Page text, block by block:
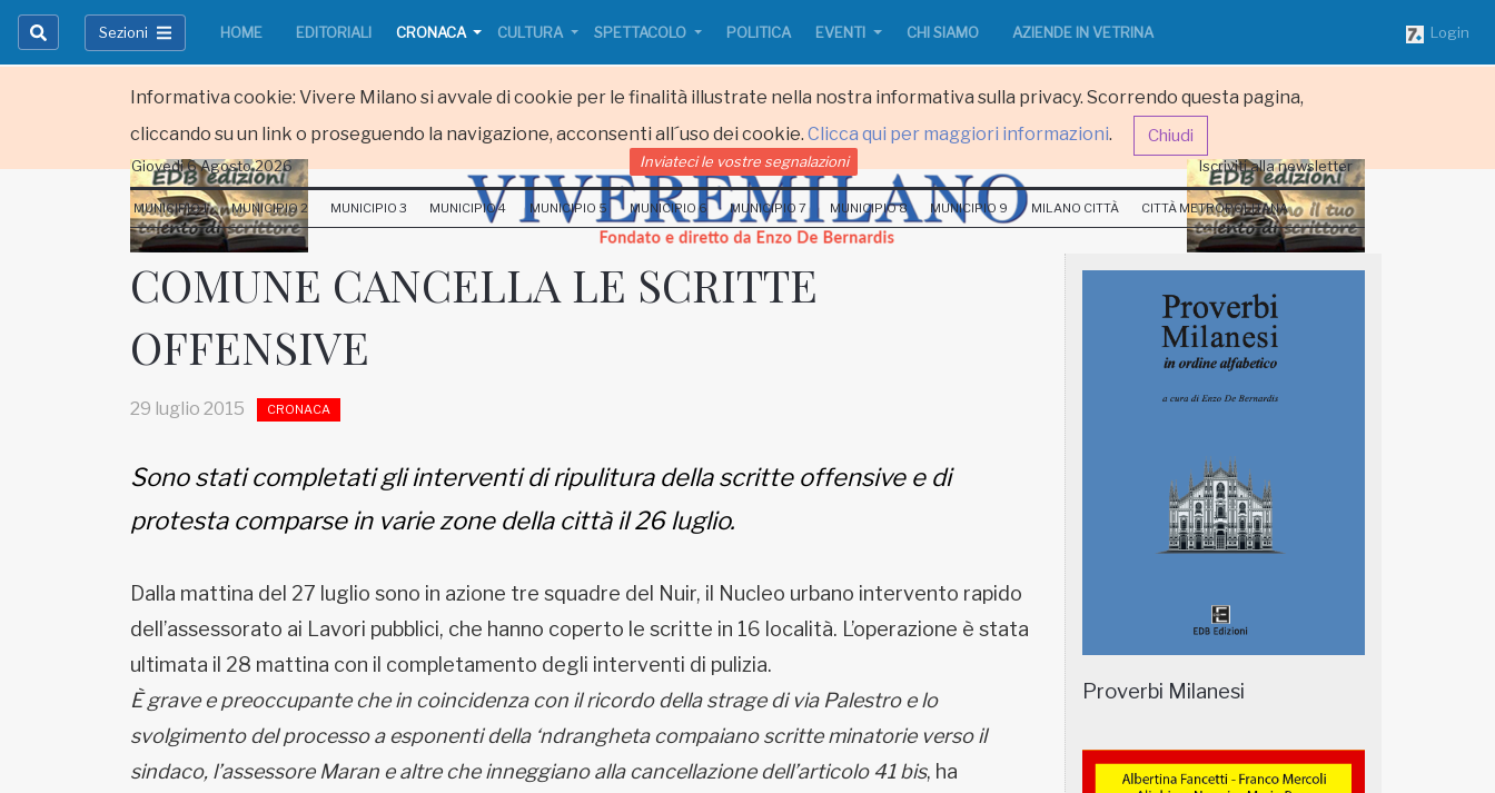
Informativa cookie: Vivere Milano si avvale di cookie per le finalità illustrate nella nostra informativa sulla privacy. Scorrendo questa pagina,
cliccando su un link o proseguendo la navigazione, acconsenti all´uso dei cookie. Clicca qui per maggiori informazioni. Chiudi
Sezioni HOME EDITORIALI CRONACA CULTURA SPETTACOLO POLITICA EVENTI CHI SIAMO AZIENDE IN VETRINA Login
Inviateci le vostre segnalazioni
Iscriviti alla newsletter
www.viveremilano.info
Informativa sulla privacy
Giovedi 6 Agosto 2026 Inviateci le vostre segnalazioni Iscriviti alla newsletter
MUNICIPIO 1 MUNICIPIO 2 MUNICIPIO 3 MUNICIPIO 4 MUNICIPIO 5 MUNICIPIO 6 MUNICIPIO 7 MUNICIPIO 8 MUNICIPIO 9 MILANO CITTÀ CITTÀ METROPOLITANA
COMUNE CANCELLA LE SCRITTE
OFFENSIVE
29 luglio 2015 CRONACA
Sono stati completati gli interventi di ripulitura della scritte offensive e di
protesta comparse in varie zone della città il 26 luglio.
Dalla mattina del 27 luglio sono in azione tre squadre del Nuir, il Nucleo urbano intervento rapido
dell’assessorato ai Lavori pubblici, che hanno coperto le scritte in 16 località. L’operazione è stata
ultimata il 28 mattina con il completamento degli interventi di pulizia.
È grave e preoccupante che in coincidenza con il ricordo della strage di via Palestro e lo
svolgimento del processo a esponenti della ‘ndrangheta compaiano scritte minatorie verso il
sindaco, l’assessore Maran e altre che inneggiano alla cancellazione dell’articolo 41 bis, ha
Proverbi Milanesi